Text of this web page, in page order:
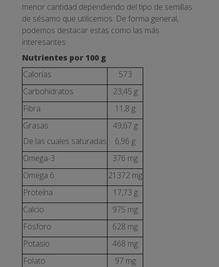
menor cantidad dependiendo del tipo de semillas
de sésamo que utilicemos. De forma general,
podemos destacar estas como las más
interesantes:
Nutrientes por 100 g
Calorías
573
Carbohidratos
23,45 g
Fibra
11,8 g
Grasas
De las cuales saturadas
49,67 g
6,96 g
Omega-3
376 mg
Omega 6
21372 mg
Proteína
17,73 g
Calcio
975 mg
Fósforo
628 mg
Potasio
468 mg
Folato
97 mg